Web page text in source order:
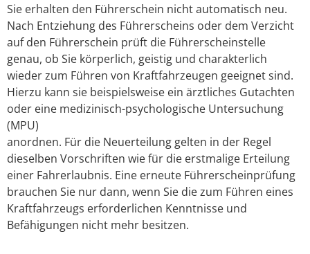
Sie erhalten den Führerschein nicht automatisch neu.
Nach Entziehung des Führerscheins oder dem Verzicht
auf den Führerschein prüft die Führerscheinstelle
genau, ob Sie körperlich, geistig und charakterlich
wieder zum Führen von Kraftfahrzeugen geeignet sind.
Hierzu kann sie beispielsweise ein ärztliches Gutachten
oder eine medizinisch-psychologische Untersuchung
(MPU)
anordnen. Für die Neuerteilung gelten in der Regel
dieselben Vorschriften wie für die erstmalige Erteilung
einer Fahrerlaubnis. Eine erneute Führerscheinprüfung
brauchen Sie nur dann, wenn Sie die zum Führen eines
Kraftfahrzeugs erforderlichen Kenntnisse und
Befähigungen nicht mehr besitzen.